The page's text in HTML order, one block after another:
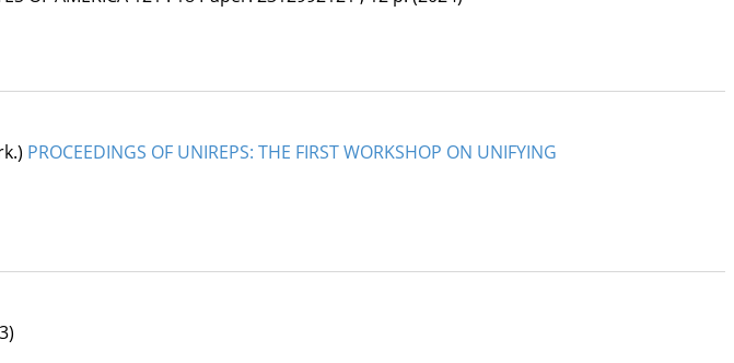
PROCEEDINGS OF UNIREPS: THE FIRST WORKSHOP ON UNIFYING